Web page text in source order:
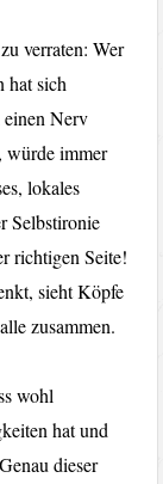
verraten: Wer
hat sich
Nerv
würde immer
lokales
Selbstironie
richtigen Seite!
sieht Köpfe
zusammen.
wohl
hat und
dieser